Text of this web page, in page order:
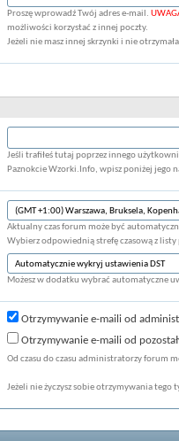
Proszę wprowadź Twój adres e-mail.
możliwości korzystać z innej poczty.
Jeżeli nie masz innej skrzynki i nie
Jeśli trafiłeś tutaj poprzez innego
Paznokcie Wzorki.Info, wpisz poniżej jego
Aktualny czas forum może być
Wybierz odpowiednią strefę czasową z listy
Możesz w dodatku wybrać automatyczne
Otrzymywanie e-maili od
Otrzymywanie e-maili od
Od czasu do czasu administratorzy forum
Jeżeli nie życzysz sobie otrzymywania